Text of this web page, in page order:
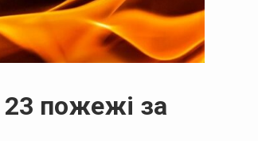
23 пожежі за